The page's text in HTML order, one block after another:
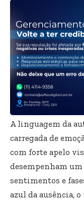
A linguagem da
carregada de
com forte apelo
desempenham
sentimentos e
azul da ausência,